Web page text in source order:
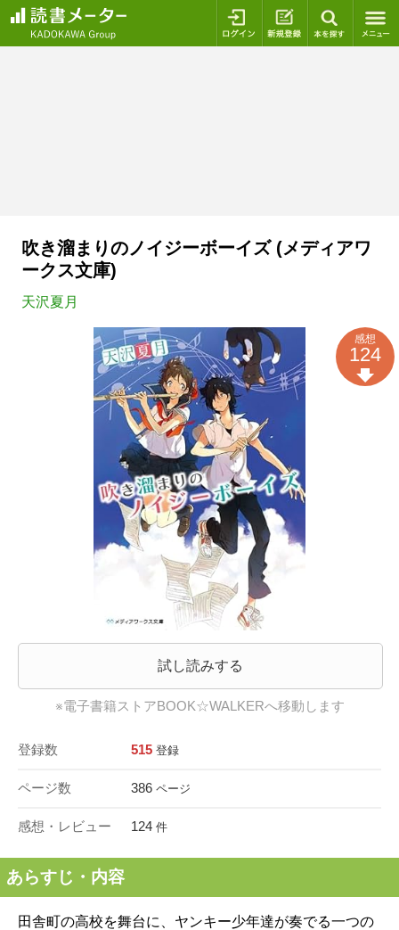
ログイン 新規登録
吹き溜まりのノイジーボーイズ (メディアワ
ークス文庫)
天沢夏月
試し読みする
※電子書籍ストアBOOK☆WALKERへ移動します
登録数 515 登録
ページ数 386 ページ
感想・レビュー 124 件
感想
124
あらすじ・内容
田舎町の高校を舞台に、ヤンキー少年達が奏でる一つの